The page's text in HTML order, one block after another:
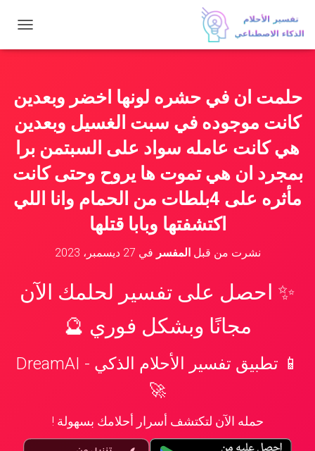
ب
ا
ت
ق
حلمت ان في حشره لونها اخضر وبعدين
كانت موجوده في سبت الغسيل وبعدين
هي كانت عامله سواد على السبتمن برا
بمجرد ان هي تموت ها يروح وحتى كانت
مأثره على 4بلطات من الحمام وانا اللي
اكتشفتها وبابا قتلها
نشرت من قبلالمفسر في 27 ديسمبر، 2023
✨ احصل على تفسير لحلمك الآن
مجانًا وبشكل فوري 🔮
📱 تطبيق تفسير الأحلام الذكي - DreamAI
🚀
حمله الآن لتكتشف أسرار أحلامك بسهولة !